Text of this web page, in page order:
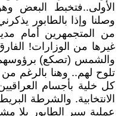
الأولى..فتخبط البعض
وصلنا وإذا بالطابور
من المتجمهرين أمام
غيرها من الوزارات!
والشمس (تصكع)
تلوح لهم.. وهنا بالرغم
كل خلية بأجسام
الانتخابية. والشرطة
عملية سير الطابور بلا